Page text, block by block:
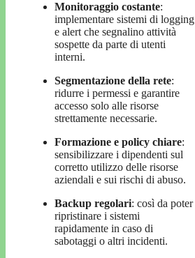
Monitoraggio costante:
implementare sistemi di logging
e alert che segnalino attività
sospette da parte di utenti
interni.
Segmentazione della rete:
ridurre i permessi e garantire
accesso solo alle risorse
strettamente necessarie.
Formazione e policy chiare:
sensibilizzare i dipendenti sul
corretto utilizzo delle risorse
aziendali e sui rischi di abuso.
Backup regolari: così da poter
ripristinare i sistemi
rapidamente in caso di
sabotaggi o altri incidenti.